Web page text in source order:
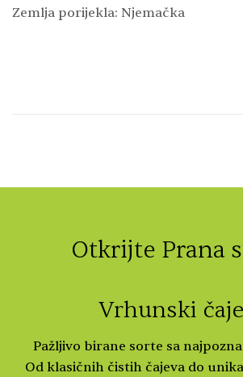
Zemlja porijekla: Njemačka
Otkrijte Prana
Vrhunski
Pažljivo birane sorte sa
Od klasičnih čistih čajeva do